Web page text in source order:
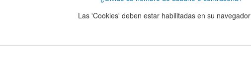
Las 'Cookies' deben estar habilitadas en su navegador